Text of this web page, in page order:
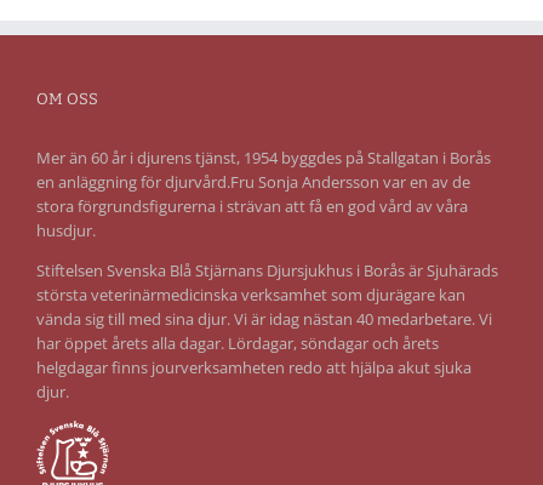
OM OSS
Mer än 60 år i djurens tjänst, 1954 byggdes på Stallgatan i Borås
en anläggning för djurvård.Fru Sonja Andersson var en av de
stora förgrundsfigurerna i strävan att få en god vård av våra
husdjur.
Stiftelsen Svenska Blå Stjärnans Djursjukhus i Borås är Sjuhärads
största veterinärmedicinska verksamhet som djurägare kan
vända sig till med sina djur. Vi är idag nästan 40 medarbetare. Vi
har öppet årets alla dagar. Lördagar, söndagar och årets
helgdagar finns jourverksamheten redo att hjälpa akut sjuka
djur.